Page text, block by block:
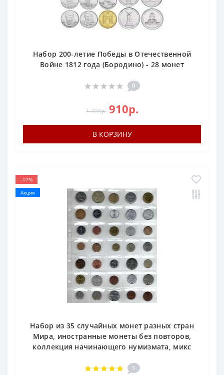
Набор 200-летие Победы в Отечественной
Войне 1812 года (Бородино) - 28 монет
0
1 300р. 910р.
В КОРЗИНУ
-17%
Акция
Набор из 35 случайных монет разных стран
Мира, иностранные монеты без повторов,
коллекция начинающего нумизмата, микс
1